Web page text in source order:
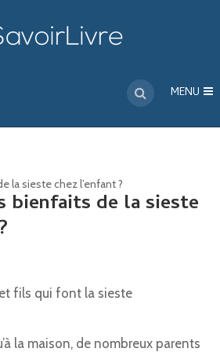
MENU
la sieste chez l’enfant ?
bienfaits de la sieste
la maison, de nombreux parents